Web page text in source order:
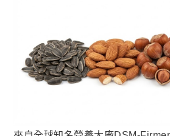
至尊・黑瑪卡+酵母鋅 (熱銷NO1.)
飛龍．高純度左旋精胺酸 (熱銷第
英雄．20倍南瓜籽+茄紅素 (熱銷第
戰神．超級薑黃素+頂級紅蔘